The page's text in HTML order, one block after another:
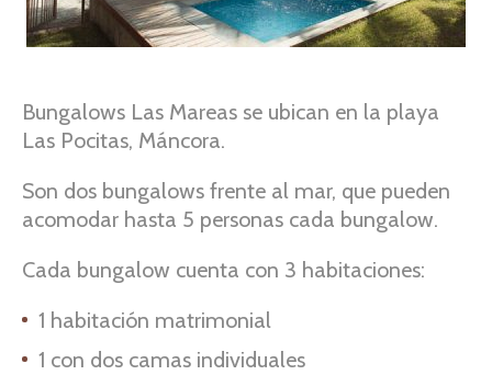
Bungalows Las Mareas se ubican en la playa
Las Pocitas, Máncora.
Son dos bungalows frente al mar, que pueden
acomodar hasta 5 personas cada bungalow.
Cada bungalow cuenta con 3 habitaciones:
1 habitación matrimonial
1 con dos camas individuales